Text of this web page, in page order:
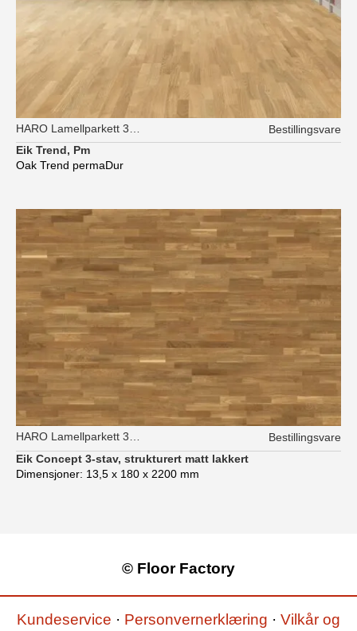
Bestillingsvare
Eik Trend, Pm
Oak Trend permaDur
HARO Lamellparkett 3-stav
Bestillingsvare
Eik Concept 3-stav, strukturert matt lakkert
Dimensjoner: 13,5 x 180 x 2200 mm
© Floor Factory
Kundeservice · Personvernerklæring · Vilkår og